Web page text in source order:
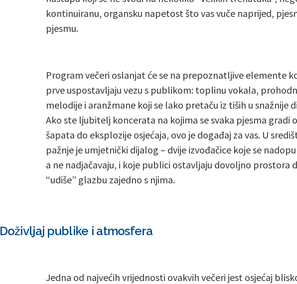
kontinuiranu, organsku napetost što vas vuče naprijed,
pjesmu.
Program večeri oslanjat će se na prepoznatljive elemente
prve uspostavljaju vezu s publikom: toplinu vokala,
melodije i aranžmane koji se lako pretaču iz tiših u snažnije
Ako ste ljubitelj koncerata na kojima se svaka pjesma gradi
šapata do eksplozije osjećaja, ovo je događaj za vas. U
pažnje je umjetnički dijalog – dvije izvođačice koje se
a ne nadjačavaju, i koje publici ostavljaju dovoljno prostora
“udiše” glazbu zajedno s njima.
Doživljaj publike i atmosfera
Jedna od najvećih vrijednosti ovakvih večeri jest osjećaj